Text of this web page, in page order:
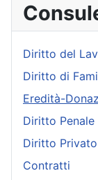
Diritto del
Diritto di
Eredità-
Diritto Penale
Diritto Privato
Contratti